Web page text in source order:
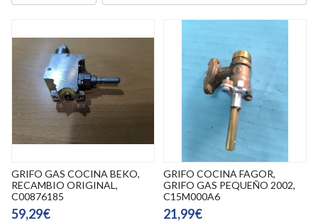
GRIFO GAS COCINA BEKO,
RECAMBIO ORIGINAL,
C00876185
59,29€
GRIFO COCINA FAGOR,
GRIFO GAS PEQUEÑO 2002,
C15M000A6
21,99€